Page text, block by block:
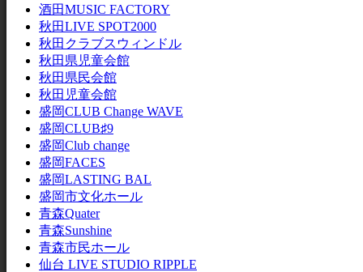
酒田MUSIC FACTORY
秋田LIVE SPOT2000
秋田クラブスウィンドル
秋田県児童会館
秋田県民会館
秋田児童会館
盛岡CLUB Change WAVE
盛岡CLUB♯9
盛岡Club change
盛岡FACES
盛岡LASTING BAL
盛岡市文化ホール
青森Quater
青森Sunshine
青森市民ホール
仙台 LIVE STUDIO RIPPLE